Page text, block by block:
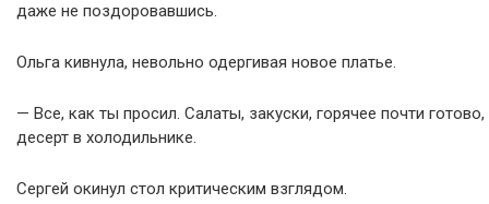
даже не поздоровавшись.
Ольга кивнула, невольно одергивая новое платье.
— Все, как ты просил. Салаты, закуски, горячее почти готово,
десерт в холодильнике.
Сергей окинул стол критическим взглядом.